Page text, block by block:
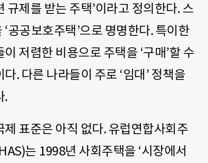
규제를 받는 주택’이라고 정의한다. 스
공공보호주택’으로 명명한다. 특이한
저렴한 비용으로 주택을 ‘구매’할 수
. 다른 나라들이 주로 ‘임대’ 정책을
.
제 표준은 아직 없다. 유럽연합사회주
는 1998년 사회주택을 ‘시장에서